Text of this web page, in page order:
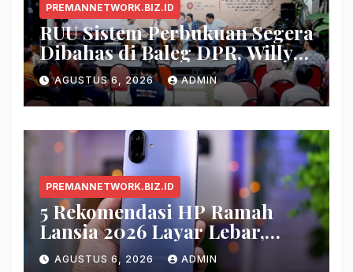
PREMANNETWORK.BIZ.ID
RUU Sistem Perbukuan Segera
Dibahas di Baleg DPR, Willy
Aditya: Buku Itu Makanan
Otak
AGUSTUS 6, 2026 ADMIN
PREMANNETWORK.BIZ.ID
5 Rekomendasi HP Ramah
Lansia 2026 Layar Lebar,
Menu Simpel, dan Baterai
AGUSTUS 6, 2026 ADMIN